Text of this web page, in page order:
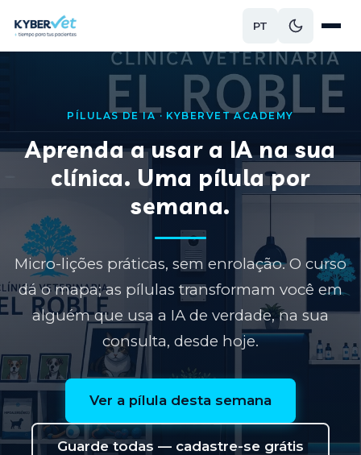
PT
PÍLULAS DE IA · KYBERVET ACADEMY
Aprenda a usar a IA na sua
clínica. Uma pílula por
semana.
Micro-lições práticas, sem enrolação. O curso
dá o mapa; as pílulas transformam você em
alguém que usa a IA de verdade, na sua
consulta, desde hoje.
Ver a pílula desta semana
Guarde todas — cadastre-se grátis